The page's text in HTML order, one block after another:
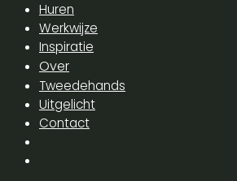
Huren
Werkwijze
Inspiratie
Over
Tweedehands
Uitgelicht
Contact